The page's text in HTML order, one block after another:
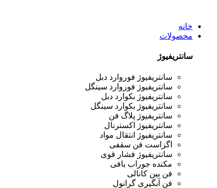
خانه
محصولات
سانتریفیوژ
سانتریفیوژ فوروارد دبل
سانتریفیوژ فوروارد سینگل
سانتریفیوژ بکوارد دبل
سانتریفیوژ بکوارد سینگل
سانتریفیوژ پلاگ فن
سانتریفیوژ اکسترنال
سانتریفیوژ انتقال مواد
اگزاست فن سقفی
سانتریفیوژ فشار قوی
مکنده جوراب بافی
فن بین کانالی
فن آبگیری گرانول